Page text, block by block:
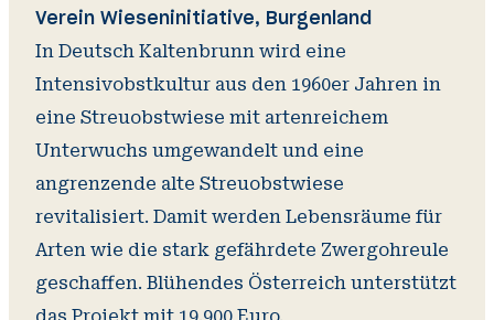
Verein Wieseninitiative, Burgenland
In Deutsch Kaltenbrunn wird eine
Intensivobstkultur aus den 1960er Jahren in
eine Streuobstwiese mit artenreichem
Unterwuchs umgewandelt und eine
angrenzende alte Streuobstwiese
revitalisiert. Damit werden Lebensräume für
Arten wie die stark gefährdete Zwergohreule
geschaffen. Blühendes Österreich unterstützt